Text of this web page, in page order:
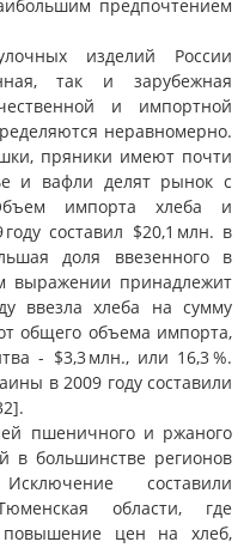
предпочтением
изделий России
так и зарубежная
и импортной
неравномерно.
пряники имеют почти
и вафли делят рынок с
импорта хлеба и
составил $20,1 млн. в
доля ввезенного в
выражении принадлежит
ввезла хлеба на сумму
общего объема импорта,
- $3,3 млн., или 16,3 %.
в 2009 году составили
пшеничного и ржаного
в большинстве регионов
составили
области, где
повышение цен на хлеб,